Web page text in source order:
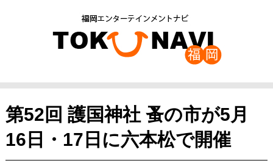
第52回 護国神社 蚤の市が5月
16日・17日に六本松で開催